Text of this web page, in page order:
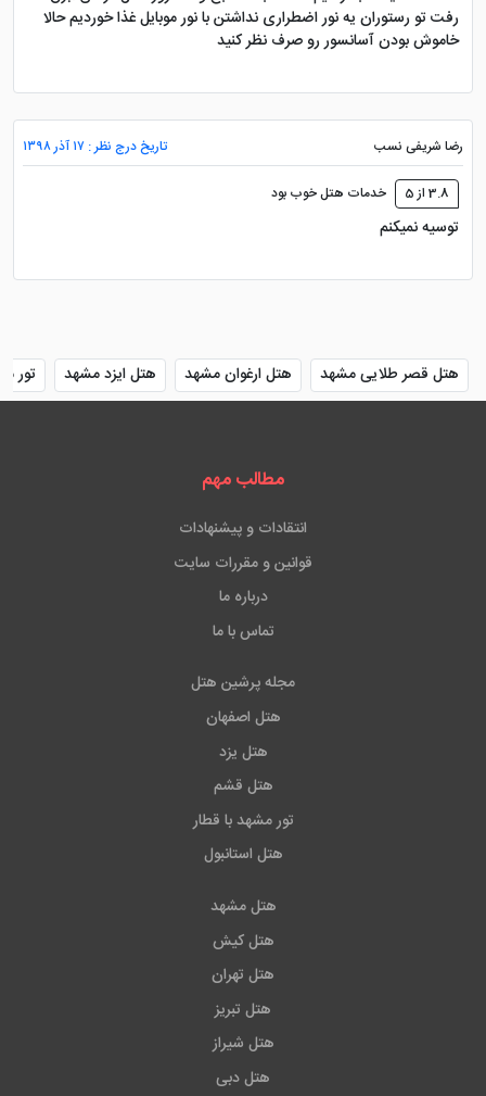
رفت تو رستوران یه نور اضطراری نداشتن با نور موبایل غذا خوردیم حالا
خاموش بودن آسانسور رو صرف نظر کنید
رضا شریفی نسب تاریخ درج نظر : ۱۷ آذر ۱۳۹۸
3.8 از 5 خدمات هتل خوب بود
توسیه نمیکنم
هتل قصر طلایی مشهد هتل ارغوان مشهد هتل ایزد مشهد تور
مطالب مهم
انتقادات و پیشنهادات
قوانین و مقررات سایت
درباره ما
تماس با ما
مجله پرشین هتل
هتل اصفهان
هتل یزد
هتل قشم
تور مشهد با قطار
هتل استانبول
هتل مشهد
هتل کیش
هتل تهران
هتل تبریز
هتل شیراز
هتل دبی